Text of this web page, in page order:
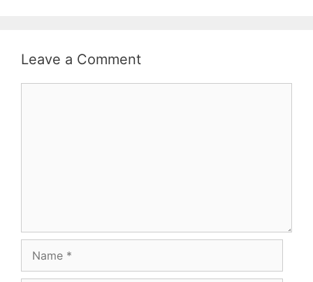
Leave a Comment